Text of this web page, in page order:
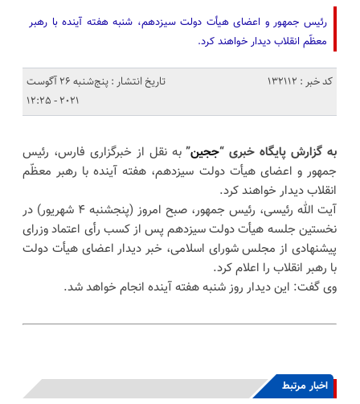
رئیس جمهور و اعضای هیأت دولت سیزدهم، شنبه هفته آینده با رهبر
معظّم انقلاب دیدار خواهند کرد.
کد خبر : 132112
تاریخ انتشار : پنج‌شنبه 26 آگوست
2021 - 12:25
به گزارش پایگاه خبری “ججین”به نقل از خبرگزاری فارس، رئیس
جمهور و اعضای هیأت دولت سیزدهم، هفته آینده با رهبر معظّم
انقلاب دیدار خواهند کرد.
آیت الله رئیسی، رئیس جمهور، صبح امروز (پنجشنبه ۴ شهریور) در
نخستین جلسه هیأت دولت سیزدهم پس از کسب رأی اعتماد وزرای
پیشنهادی از مجلس شورای اسلامی، خبر دیدار اعضای هیأت دولت
با رهبر انقلاب را اعلام کرد.
وی گفت: این دیدار روز شنبه هفته آینده انجام خواهد شد.
اخبار مرتبط